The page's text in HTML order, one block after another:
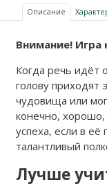
Описание
Внимание! Игра
Когда речь идёт
голову приходят
чудовища или
конечно, хорошо,
успеха, если в её
талантливый
Лучше